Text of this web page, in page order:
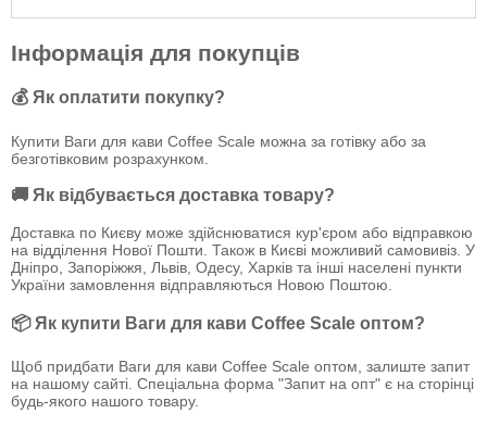
Інформація для покупців
💰 Як оплатити покупку?
Купити Ваги для кави Coffee Scale можна за готівку або за
безготівковим розрахунком.
🚚 Як відбувається доставка товару?
Доставка по Києву може здійснюватися кур'єром або відправкою
на відділення Нової Пошти. Також в Києві можливий самовивіз. У
Дніпро, Запоріжжя, Львів, Одесу, Харків та інші населені пункти
України замовлення відправляються Новою Поштою.
📦 Як купити Ваги для кави Coffee Scale оптом?
Щоб придбати Ваги для кави Coffee Scale оптом, залиште запит
на нашому сайті. Спеціальна форма "Запит на опт" є на сторінці
будь-якого нашого товару.